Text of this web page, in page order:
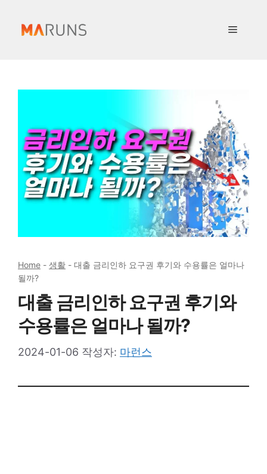
메
Home - 생활 - 대출 금리인하 요구권 후기와 수용률은 얼마나
될까?
대출 금리인하 요구권 후기와
수용률은 얼마나 될까?
2024-01-06 작성자: 마런스